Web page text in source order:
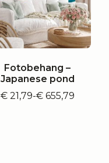
Fotobehang –
Japanese pond
€21,79-€655,79
Prijsklasse: